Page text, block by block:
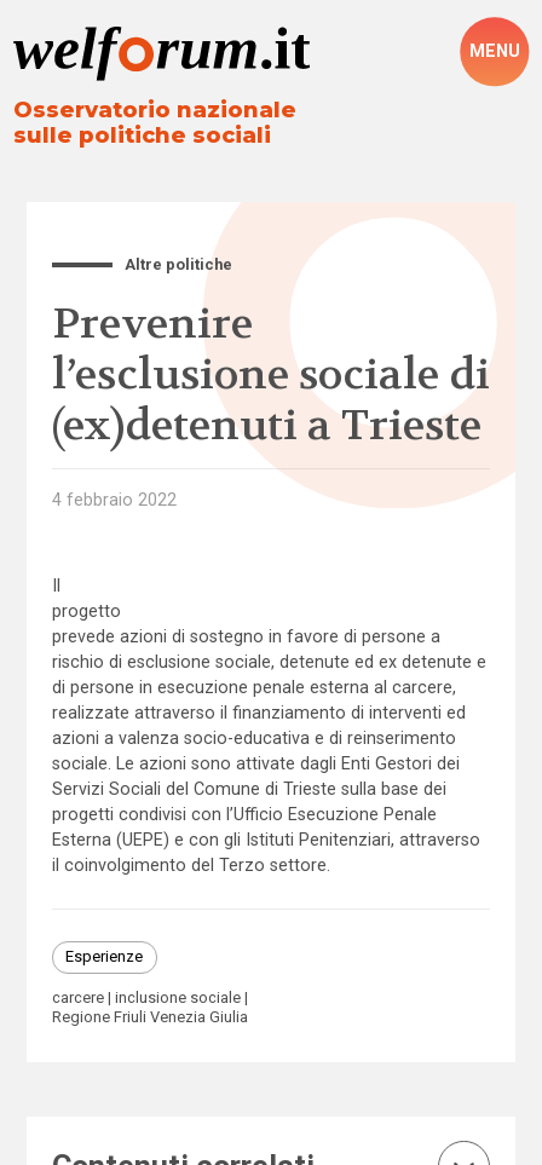
Osservatorio nazionale
sulle politiche sociali
MENU
Altre politiche
Prevenire
l’esclusione sociale di
(ex)detenuti a Trieste
4 febbraio 2022
progetto
prevede azioni di sostegno in favore di persone a
rischio di esclusione sociale, detenute ed ex detenute e
di persone in esecuzione penale esterna al carcere,
realizzate attraverso il finanziamento di interventi ed
azioni a valenza socio-educativa e di reinserimento
sociale. Le azioni sono attivate dagli Enti Gestori dei
Servizi Sociali del Comune di Trieste sulla base dei
progetti condivisi con l’Ufficio Esecuzione Penale
Esterna (UEPE) e con gli Istituti Penitenziari, attraverso
il coinvolgimento del Terzo settore.
Esperienze
carcere
inclusione sociale
Regione Friuli Venezia Giulia